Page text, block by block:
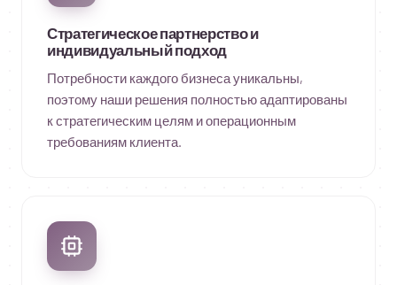
Стратегическое партнерство и
индивидуальный подход
Потребности каждого бизнеса уникальны,
поэтому наши решения полностью адаптированы
к стратегическим целям и операционным
требованиям клиента.